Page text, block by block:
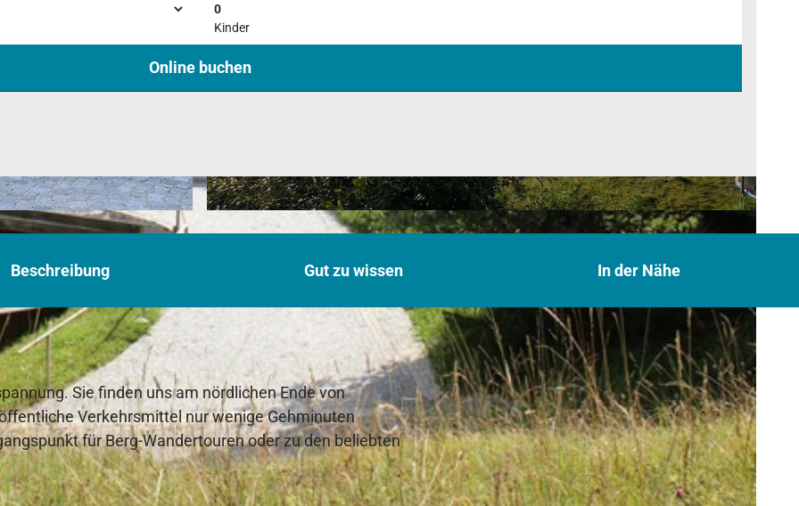
t
v
o
m
B
0
Kinder
Online buchen
Beschreibung Gut zu wissen In der Nähe
Sie finden uns am nördlichen Ende von
Verkehrsmittel nur wenige Gehminuten
für Berg-Wandertouren oder zu den beliebten